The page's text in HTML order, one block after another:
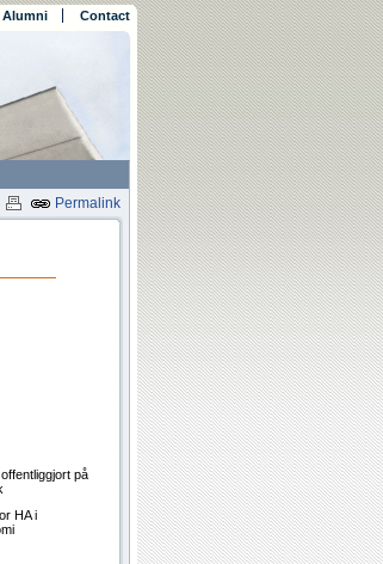
Alumni Contact
Permalink
på
HA i